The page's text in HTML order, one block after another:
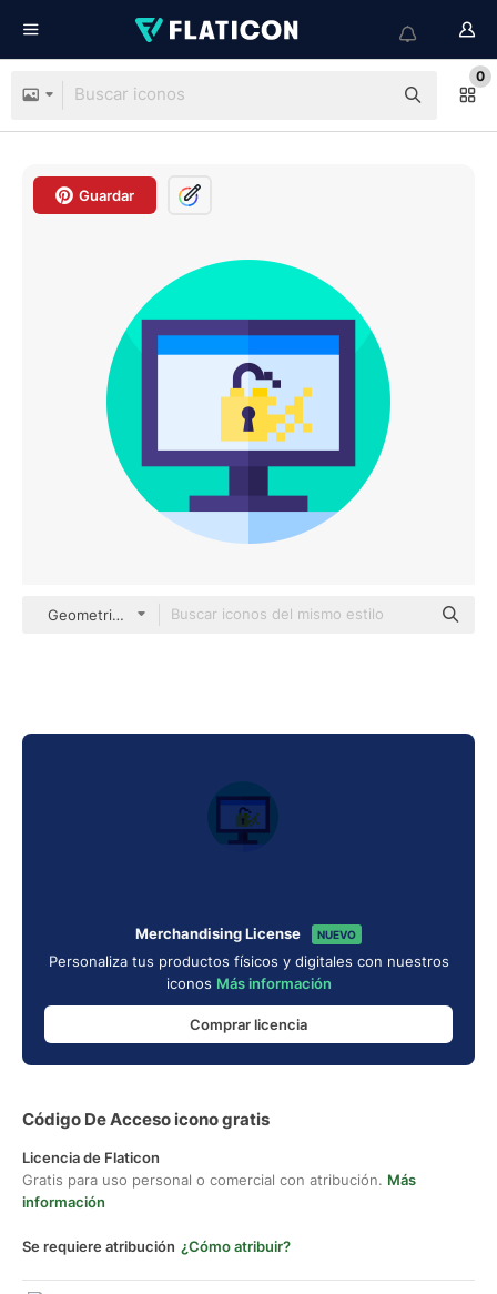
0
Guardar
Geometric Flat Circular Flat
Merchandising License NUEVO
Personaliza tus productos físicos y digitales con nuestros
iconos Más información
Comprar licencia
Código De Acceso icono gratis
Licencia de Flaticon
Gratis para uso personal o comercial con atribución. Más
información
Se requiere atribución ¿Cómo atribuir?